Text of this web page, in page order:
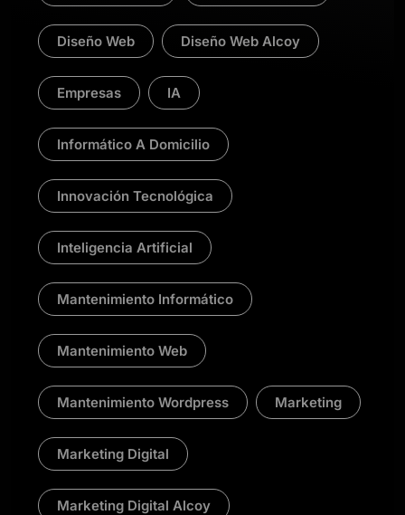
Diseño Web Diseño Web Alcoy
Empresas IA
Informático A Domicilio
Innovación Tecnológica
Inteligencia Artificial
Mantenimiento Informático
Mantenimiento Web
Mantenimiento Wordpress Marketing
Marketing Digital
Marketing Digital Alcoy